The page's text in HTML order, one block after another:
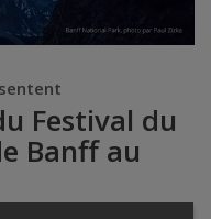
Festival du
Banff au